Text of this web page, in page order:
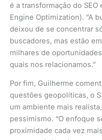
é a transformação do SEO
Engine Optimization). “A
deixou de se concentrar
buscadores, mas estão
milhares de
quais nos relacionamos.”
Por fim, Guilherme
questões geopolíticas, o
um ambiente mais
pessimismo. “O enfoque
proximidade cada vez